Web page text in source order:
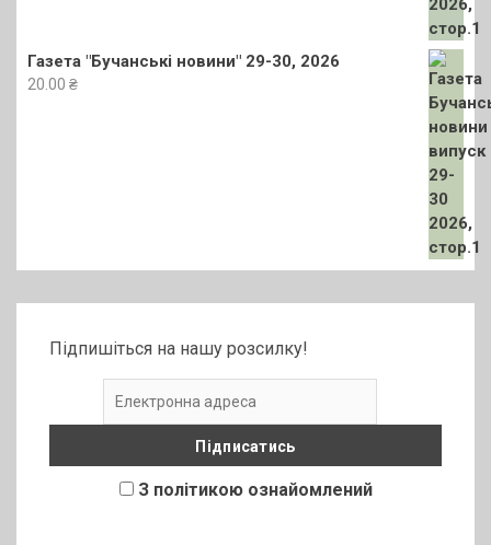
Газета "Бучанські новини" 29-30, 2026
20.00 ₴
Підпишіться на нашу розсилку!
З політикою ознайомлений